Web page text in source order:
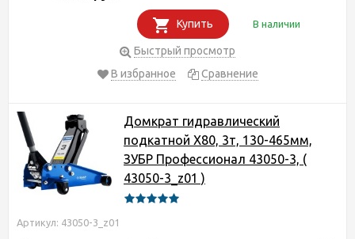
Купить В наличии
Быстрый просмотр
В избранное
Сравнение
Домкрат гидравлический
подкатной X80, 3т, 130-465мм,
ЗУБР Профессионал 43050-3, (
43050-3_z01 )
Артикул: 43050-3_z01